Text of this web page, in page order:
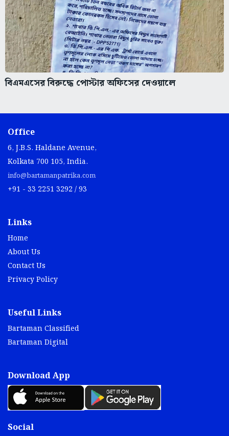
বিএমএসের বিরুদ্ধে পোস্টার অফিসের দেওয়ালে
Office
6, J.B.S. Haldane Avenue,
Kolkata 700 105, India.
info@bartamanpatrika.com
+91 - 33 2251 3292 / 93
Links
Home
About Us
Contact Us
Privacy Policy
Useful Links
Bartaman Classified
Bartaman Digital
Download App
Social